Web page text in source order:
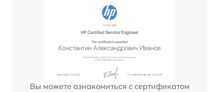
Вы можете ознакомиться с сертификатом